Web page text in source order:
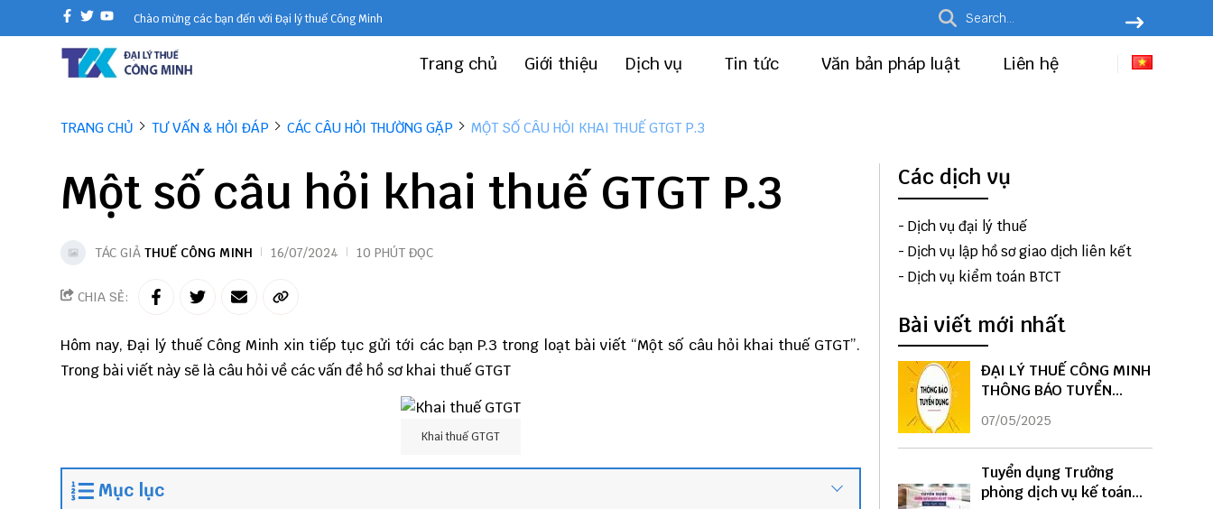
Chào mừng các bạn đến với Đại lý thuế Công Minh
Trang chủ Giới thiệu Dịch vụ Tin tức Văn bản pháp luật Liên hệ
TRANG CHỦ TƯ VẤN & HỎI ĐÁP CÁC CÂU HỎI THƯỜNG GẶP MỘT SỐ CÂU HỎI KHAI THUẾ GTGT P.3
Một số câu hỏi khai thuế GTGT P.3
TÁC GIẢ THUẾ CÔNG MINH 16/07/2024 10 PHÚT ĐỌC
CHIA SẺ:
Hôm nay, Đại lý thuế Công Minh xin tiếp tục gửi tới các bạn P.3 trong loạt bài viết “Một số câu hỏi khai thuế GTGT”.
Trong bài viết này sẽ là câu hỏi về các vấn đề hồ sơ khai thuế GTGT
Khai thuế GTGT
Mục lục
Các dịch vụ
- Dịch vụ đại lý thuế
- Dịch vụ lập hồ sơ giao dịch liên kết
- Dịch vụ kiểm toán BTCT
Bài viết mới nhất
ĐẠI LÝ THUẾ CÔNG MINH
THÔNG BÁO TUYỂN
DỤNG
07/05/2025
Tuyển dụng Trưởng
phòng dịch vụ kế toán